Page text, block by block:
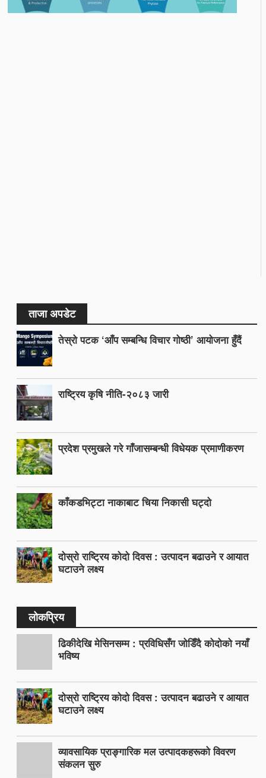
ताजा अपडेट
तेस्रो पटक ‘आँप सम्बन्धि विचार गोष्ठी’ आयोजना हुँदैं
राष्ट्रिय कृषि नीति-२०८३ जारी
प्रदेश प्रमुखले गरे गाँजासम्बन्धी विधेयक प्रमाणीकरण
काँकडभिट्टा नाकाबाट चिया निकासी घट्दो
दोस्रो राष्ट्रिय कोदो दिवस : उत्पादन बढाउने र आयात
घटाउने लक्ष्य
लोकप्रिय
ढिकीदेखि मेसिनसम्म : प्रविधिसँग जोडिँदै कोदोको नयाँ
भविष्य
दोस्रो राष्ट्रिय कोदो दिवस : उत्पादन बढाउने र आयात
घटाउने लक्ष्य
व्यावसायिक प्राङ्गारिक मल उत्पादकहरूको विवरण
संकलन सुरु